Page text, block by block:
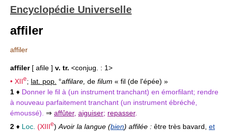
Encyclopédie Universelle
affiler
affiler
affiler[ afile ] v. tr. <conjug. : 1>
• XIIe; lat. pop. °affilare, de filum « fil (de l'épée) »
1 ♦ Donner le fil à (un instrument tranchant) en émorfilant; rendre
à nouveau parfaitement tranchant (un instrument ébréché,
émoussé). ⇒ affûter, aiguiser; repasser.
2 ♦ Loc. (XIIIe) Avoir la langue (bien) affilée : être très bavard, et